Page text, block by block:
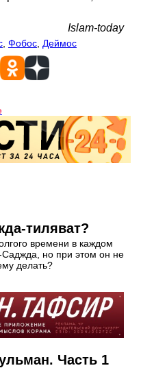
Islam-today
Фобос Деймос
тиляват?
времени в каждом
Саджда, но при этом он не
делать?
Часть 1